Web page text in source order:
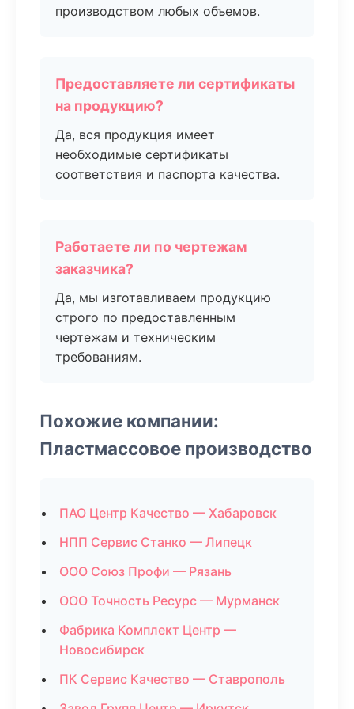
производством любых объемов.
Предоставляете ли сертификаты
на продукцию?
Да, вся продукция имеет
необходимые сертификаты
соответствия и паспорта качества.
Работаете ли по чертежам
заказчика?
Да, мы изготавливаем продукцию
строго по предоставленным
чертежам и техническим
требованиям.
Похожие компании:
Пластмассовое производство
ПАО Центр Качество — Хабаровск
НПП Сервис Станко — Липецк
ООО Союз Профи — Рязань
ООО Точность Ресурс — Мурманск
Фабрика Комплект Центр —
Новосибирск
ПК Сервис Качество — Ставрополь